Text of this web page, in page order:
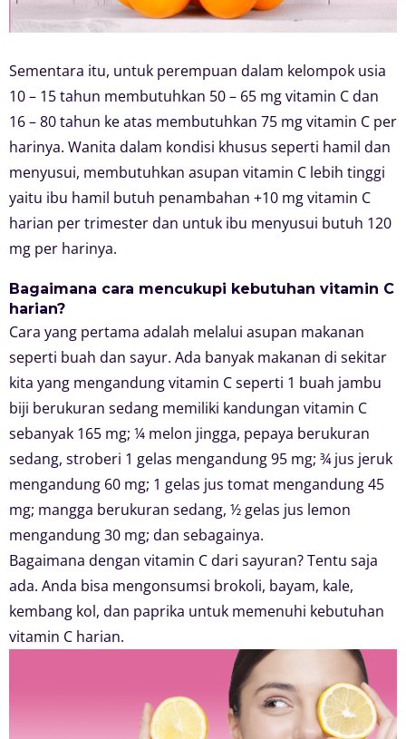
Sementara itu, untuk perempuan dalam kelompok usia
10 – 15 tahun membutuhkan 50 – 65 mg vitamin C dan
16 – 80 tahun ke atas membutuhkan 75 mg vitamin C per
harinya. Wanita dalam kondisi khusus seperti hamil dan
menyusui, membutuhkan asupan vitamin C lebih tinggi
yaitu ibu hamil butuh penambahan +10 mg vitamin C
harian per trimester dan untuk ibu menyusui butuh 120
mg per harinya.
Bagaimana cara mencukupi kebutuhan vitamin C
harian?
Cara yang pertama adalah melalui asupan makanan
seperti buah dan sayur. Ada banyak makanan di sekitar
kita yang mengandung vitamin C seperti 1 buah jambu
biji berukuran sedang memiliki kandungan vitamin C
sebanyak 165 mg; ¼ melon jingga, pepaya berukuran
sedang, stroberi 1 gelas mengandung 95 mg; ¾ jus jeruk
mengandung 60 mg; 1 gelas jus tomat mengandung 45
mg; mangga berukuran sedang, ½ gelas jus lemon
mengandung 30 mg; dan sebagainya.
Bagaimana dengan vitamin C dari sayuran? Tentu saja
ada. Anda bisa mengonsumsi brokoli, bayam, kale,
kembang kol, dan paprika untuk memenuhi kebutuhan
vitamin C harian.